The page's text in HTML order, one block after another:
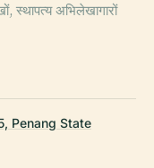
स्थापत्य अभिलेखागारों
Penang State